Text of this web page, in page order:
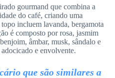
gourmand que combina a
do café, criando uma
incluem lavanda, bergamota
é composto por rosa, jasmim
âmbar, musk, sândalo e
e envolvente.
que são similares a